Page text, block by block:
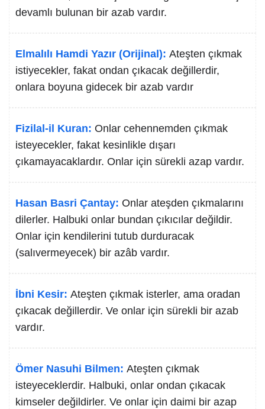
devamlı bulunan bir azab vardır.
Elmalılı Hamdi Yazır (Orijinal): Ateşten çıkmak
istiyecekler, fakat ondan çıkacak değillerdir,
onlara boyuna gidecek bir azab vardır
Fizilal-il Kuran: Onlar cehennemden çıkmak
isteyecekler, fakat kesinlikle dışarı
çıkamayacaklardır. Onlar için sürekli azap vardır.
Hasan Basri Çantay: Onlar ateşden çıkmalarını
dilerler. Halbuki onlar bundan çıkıcılar değildir.
Onlar için kendilerini tutub durduracak
(salıvermeyecek) bir azâb vardır.
İbni Kesir: Ateşten çıkmak isterler, ama oradan
çıkacak değillerdir. Ve onlar için sürekli bir azab
vardır.
Ömer Nasuhi Bilmen: Ateşten çıkmak
isteyeceklerdir. Halbuki, onlar ondan çıkacak
kimseler değildirler. Ve onlar için daimi bir azap